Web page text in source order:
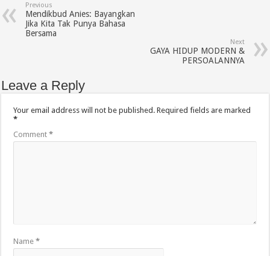
Previous
Mendikbud Anies: Bayangkan
Jika Kita Tak Punya Bahasa
Bersama
Next
GAYA HIDUP MODERN &
PERSOALANNYA
Leave a Reply
Your email address will not be published. Required fields are marked
*
Comment*
Name*